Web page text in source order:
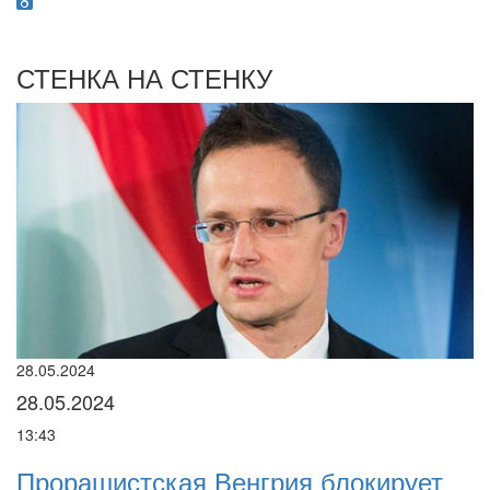
СТЕНКА НА СТЕНКУ
28.05.2024
28.05.2024
13:43
Прорашистская Венгрия блокирует